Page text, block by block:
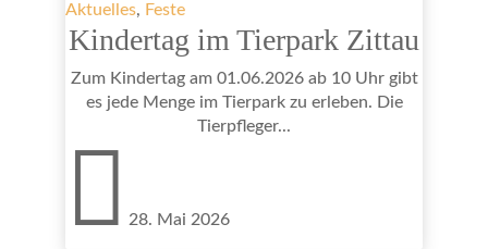
Aktuelles, Feste
Kindertag im Tierpark Zittau
Zum Kindertag am 01.06.2026 ab 10 Uhr gibt
es jede Menge im Tierpark zu erleben. Die
Tierpfleger...
 28. Mai 2026